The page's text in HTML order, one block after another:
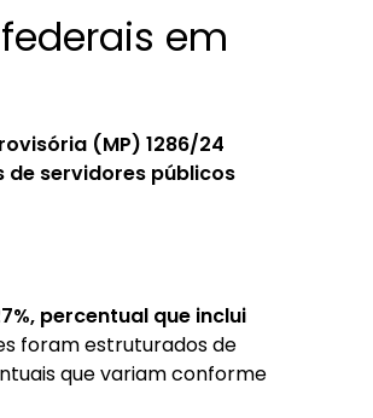
em
(MP) 1286/24
de servidores públicos
percentual que inclui
foram estruturados de
que variam conforme